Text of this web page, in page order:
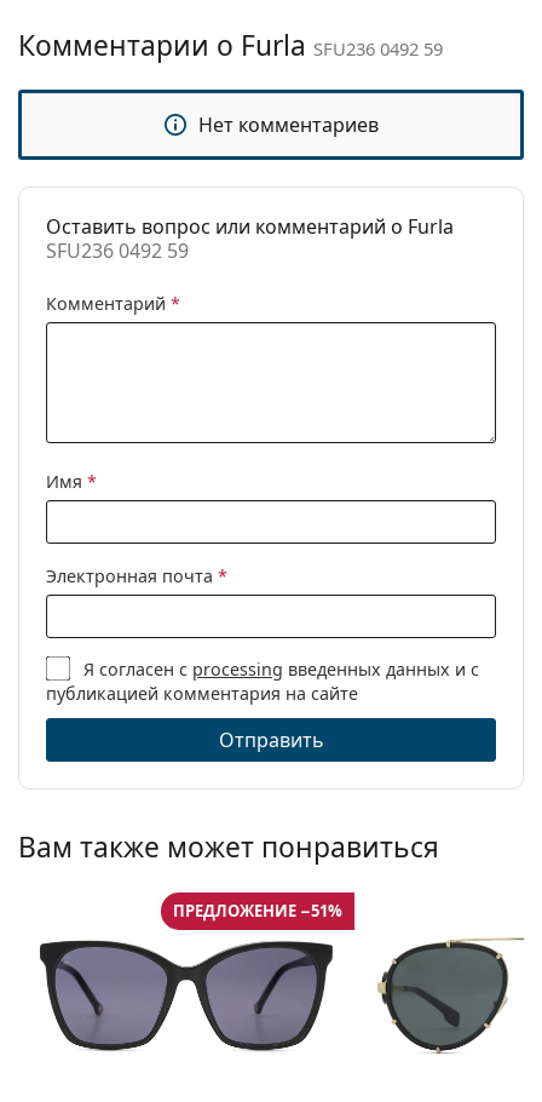
Пол:
Женские
Furla
Использование:
Модные
Комментарии о Furla SFU236 0492 59
Нет комментариев
Оставить вопрос или комментарий о Furla
SFU236 0492 59
Комментарий *
Имя *
Электронная почта *
Я согласен с processing введенных данных и с
публикацией комментария на сайте
Отправить
Вам также может понравиться
ПРЕДЛОЖЕНИЕ −51%